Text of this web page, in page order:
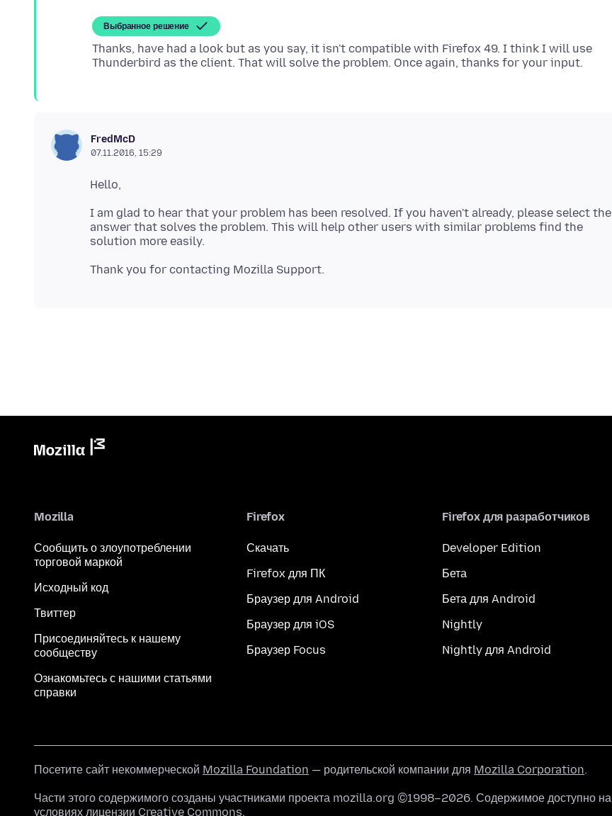
Выбранное решение
Thanks, have had a look but as you say, it isn't compatible with Firefox 49. I think I will use
FredMcD
07.11.2016, 15:29
I am glad to hear that your problem has been resolved. If you haven't already, please select the
answer that solves the problem. This will help other users with similar problems find the
Mozilla
Сообщить о злоупотреблении
торговой маркой
Исходный код
Твиттер
Присоединяйтесь к нашему
сообществу
Ознакомьтесь с нашими статьями
справки
Firefox
Скачать
Firefox для ПК
Браузер для Android
Браузер для iOS
Браузер Focus
Firefox для разработчиков
Developer Edition
Бета
Бета для Android
Nightly
Nightly для Android
Посетите сайт некоммерческой Mozilla Foundation — родительской компании для Mozilla Corporation.
Части этого содержимого созданы участниками проекта mozilla.org ©1998–2026. Содержимое доступно на
условиях лицензии Creative Commons.